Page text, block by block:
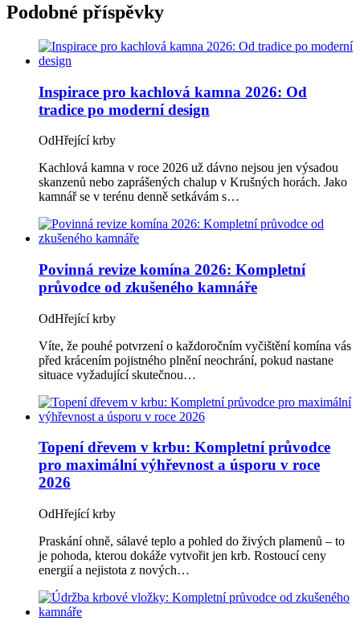
Podobné příspěvky
Inspirace pro kachlová kamna 2026: Od
tradice po moderní design
OdHřející krby
Kachlová kamna v roce 2026 už dávno nejsou jen výsadou
skanzenů nebo zaprášených chalup v Krušných horách. Jako
kamnář se v terénu denně setkávám s…
Povinná revize komína 2026: Kompletní
průvodce od zkušeného kamnáře
OdHřející krby
Víte, že pouhé potvrzení o každoročním vyčištění komína vás
před krácením pojistného plnění neochrání, pokud nastane
situace vyžadující skutečnou…
Topení dřevem v krbu: Kompletní průvodce
pro maximální výhřevnost a úsporu v roce
2026
OdHřející krby
Praskání ohně, sálavé teplo a pohled do živých plamenů – to
je pohoda, kterou dokáže vytvořit jen krb. Rostoucí ceny
energií a nejistota z nových…